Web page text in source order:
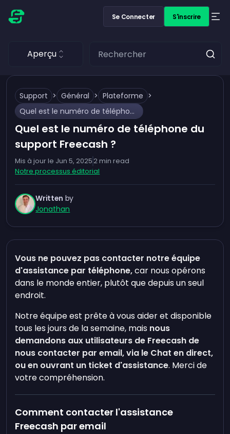
Se Connecter S'inscrire
Aperçu
Support > Général > Plateforme >
Quel est le numéro de téléphone du support Freecash ?
Quel est le numéro de téléphone du
support Freecash ?
Mis à jour le Jun 5, 20252min read
Notre processus éditorial
Written by
Jonathan
Vous ne pouvez pas contacter notre équipe
d'assistance par téléphone,car nous opérons
dans le monde entier, plutôt que depuis un seul
endroit.
Notre équipe est prête à vous aider et disponible
tous les jours de la semaine, mais nous
demandons aux utilisateurs de Freecash de
nous contacter par email, via le Chat en direct,
ou en ouvrant un ticket d'assistance. Merci de
votre compréhension.
Comment contacter l'assistance
Freecash par email